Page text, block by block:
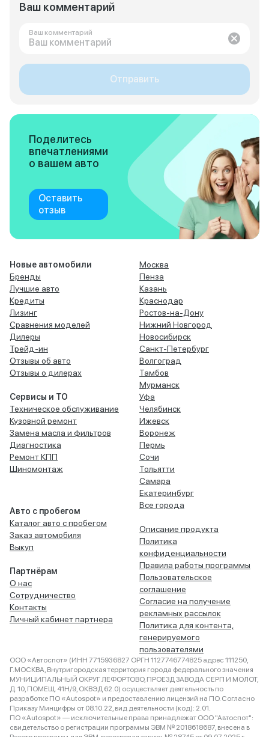
Ваш комментарий
Ваш комментарий
Отправить
Поделитесь
впечатлениями
о вашем авто
Оставить
отзыв
Новые автомобили
Бренды
Лучшие авто
Кредиты
Лизинг
Сравнения моделей
Дилеры
Трейд-ин
Отзывы об авто
Отзывы о дилерах
Сервисы и ТО
Техническое обслуживание
Кузовной ремонт
Замена масла и фильтров
Диагностика
Ремонт КПП
Шиномонтаж
Авто с пробегом
Каталог авто с пробегом
Заказ автомобиля
Выкуп
Партнёрам
О нас
Сотрудничество
Контакты
Личный кабинет партнера
Москва
Пенза
Казань
Краснодар
Ростов-на-Дону
Нижний Новгород
Новосибирск
Санкт-Петербург
Волгоград
Тамбов
Мурманск
Уфа
Челябинск
Ижевск
Воронеж
Пермь
Сочи
Тольятти
Самара
Екатеринбург
Все города
Описание продукта
Политика
конфиденциальности
Правила работы программы
Пользовательское
соглашение
Согласие на получение
рекламных рассылок
Политика для контента,
генерируемого
пользователями
ООО «Автоспот» (ИНН 7715936827 ОРГН 1127746774825 адрес 111250,
Г.МОСКВА, Внутригородская территория города федерального значения
МУНИЦИПАЛЬНЫЙ ОКРУГ ЛЕФОРТОВО, ПРОЕЗД ЗАВОДА СЕРП И МОЛОТ,
Д. 10, ПОМЕЩ. 41Н/9, ОКВЭД 62.0) осуществляет деятельность по
разработке ПО «Autospot» и предоставлению лицензий на ПО. Согласно
Приказу Минцифры от 08.10.22, вид деятельности (код): 2.01.
ПО «Autospot» — исключительные права принадлежат ООО "Автоспот":
свидетельство о регистрации программы ЭВМ № 2018618687, внесена в